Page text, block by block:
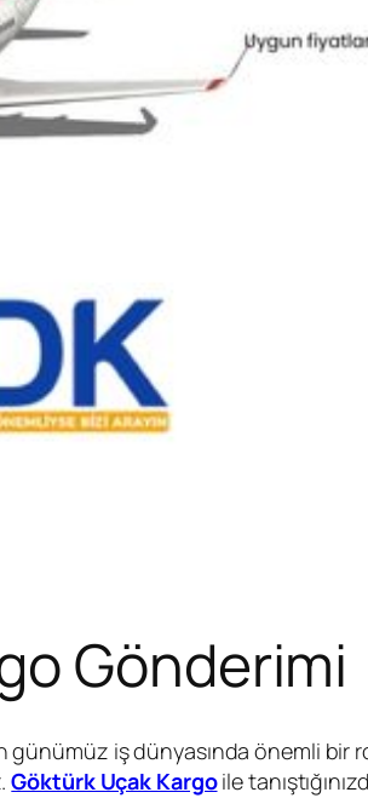
Gönderimi
günümüz iş dünyasında önemli bir
Göktürk Uçak Kargoile